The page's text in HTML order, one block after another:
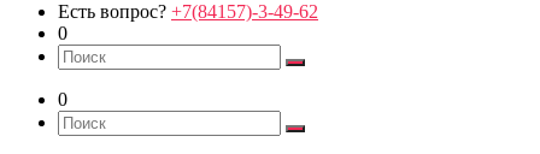
Есть вопрос? +7(84157)-3-49-62
0
0